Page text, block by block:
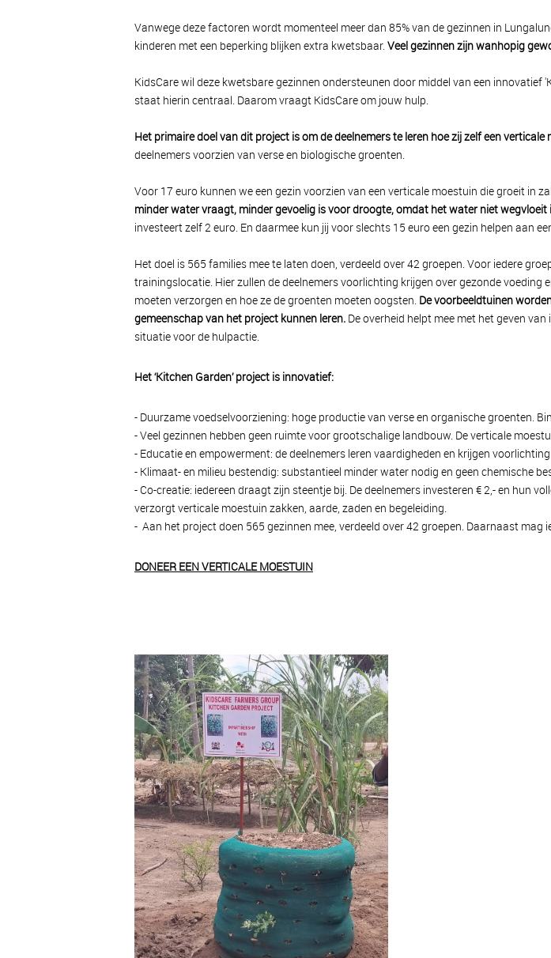
Vanwege deze factoren wordt momenteel meer dan 85% van de gezinnen in
kinderen met een beperking blijken extra kwetsbaar. Veel gezinnen zijn wanhopig
KidsCare wil deze kwetsbare gezinnen ondersteunen door middel van een innovatief
staat hierin centraal. Daarom vraagt KidsCare om jouw hulp.
Het primaire doel van dit project is om de deelnemers te leren hoe zij zelf een
deelnemers voorzien van verse en biologische groenten.
Voor 17 euro kunnen we een gezin voorzien van een verticale moestuin die groeit in
minder water vraagt, minder gevoelig is voor droogte, omdat het water niet
investeert zelf 2 euro. En daarmee kun jij voor slechts 15 euro een gezin helpen aan
Het doel is 565 families mee te laten doen, verdeeld over 42 groepen. Voor iedere
trainingslocatie. Hier zullen de deelnemers voorlichting krijgen over gezonde
moeten verzorgen en hoe ze de groenten moeten oogsten. De voorbeeldtuinen
gemeenschap van het project kunnen leren. De overheid helpt mee met het geven
situatie voor de hulpactie.
Het ‘Kitchen Garden’ project is innovatief:
- Duurzame voedselvoorziening: hoge productie van verse en organische groenten.
- Veel gezinnen hebben geen ruimte voor grootschalige landbouw. De verticale
- Educatie en empowerment: de deelnemers leren vaardigheden en krijgen
- Klimaat- en milieu bestendig: substantieel minder water nodig en geen chemische
- Co-creatie: iedereen draagt zijn steentje bij. De deelnemers investeren € 2,- en hun
verzorgt verticale moestuin zakken, aarde, zaden en begeleiding.
- Aan het project doen 565 gezinnen mee, verdeeld over 42 groepen. Daarnaast mag
DONEER EEN VERTICALE MOESTUIN